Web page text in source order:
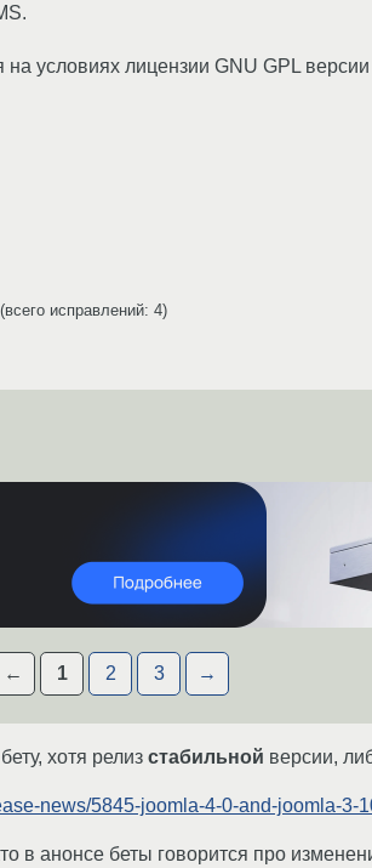
условиях лицензии GNU GPL версии
(всего исправлений: 4)
← 1 2 3 →
хотя релиз стабильной версии,
news/5845-joomla-4-0-and-joomla-3-
в анонсе беты говорится про